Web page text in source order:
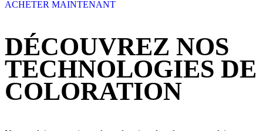
ACHETER MAINTENANT
DÉCOUVREZ NOS
TECHNOLOGIES DE
COLORATION